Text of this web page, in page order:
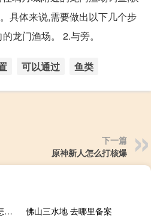
具体来说,需要做出以下几个步
龙门渔场。 2.与旁。
可以通过 鱼类
下一篇
原神新人怎么打核爆
智能机怎么刷机?（智能机怎么刷机(普通智能机怎么刷机)）
佛山三水地 去哪里备案